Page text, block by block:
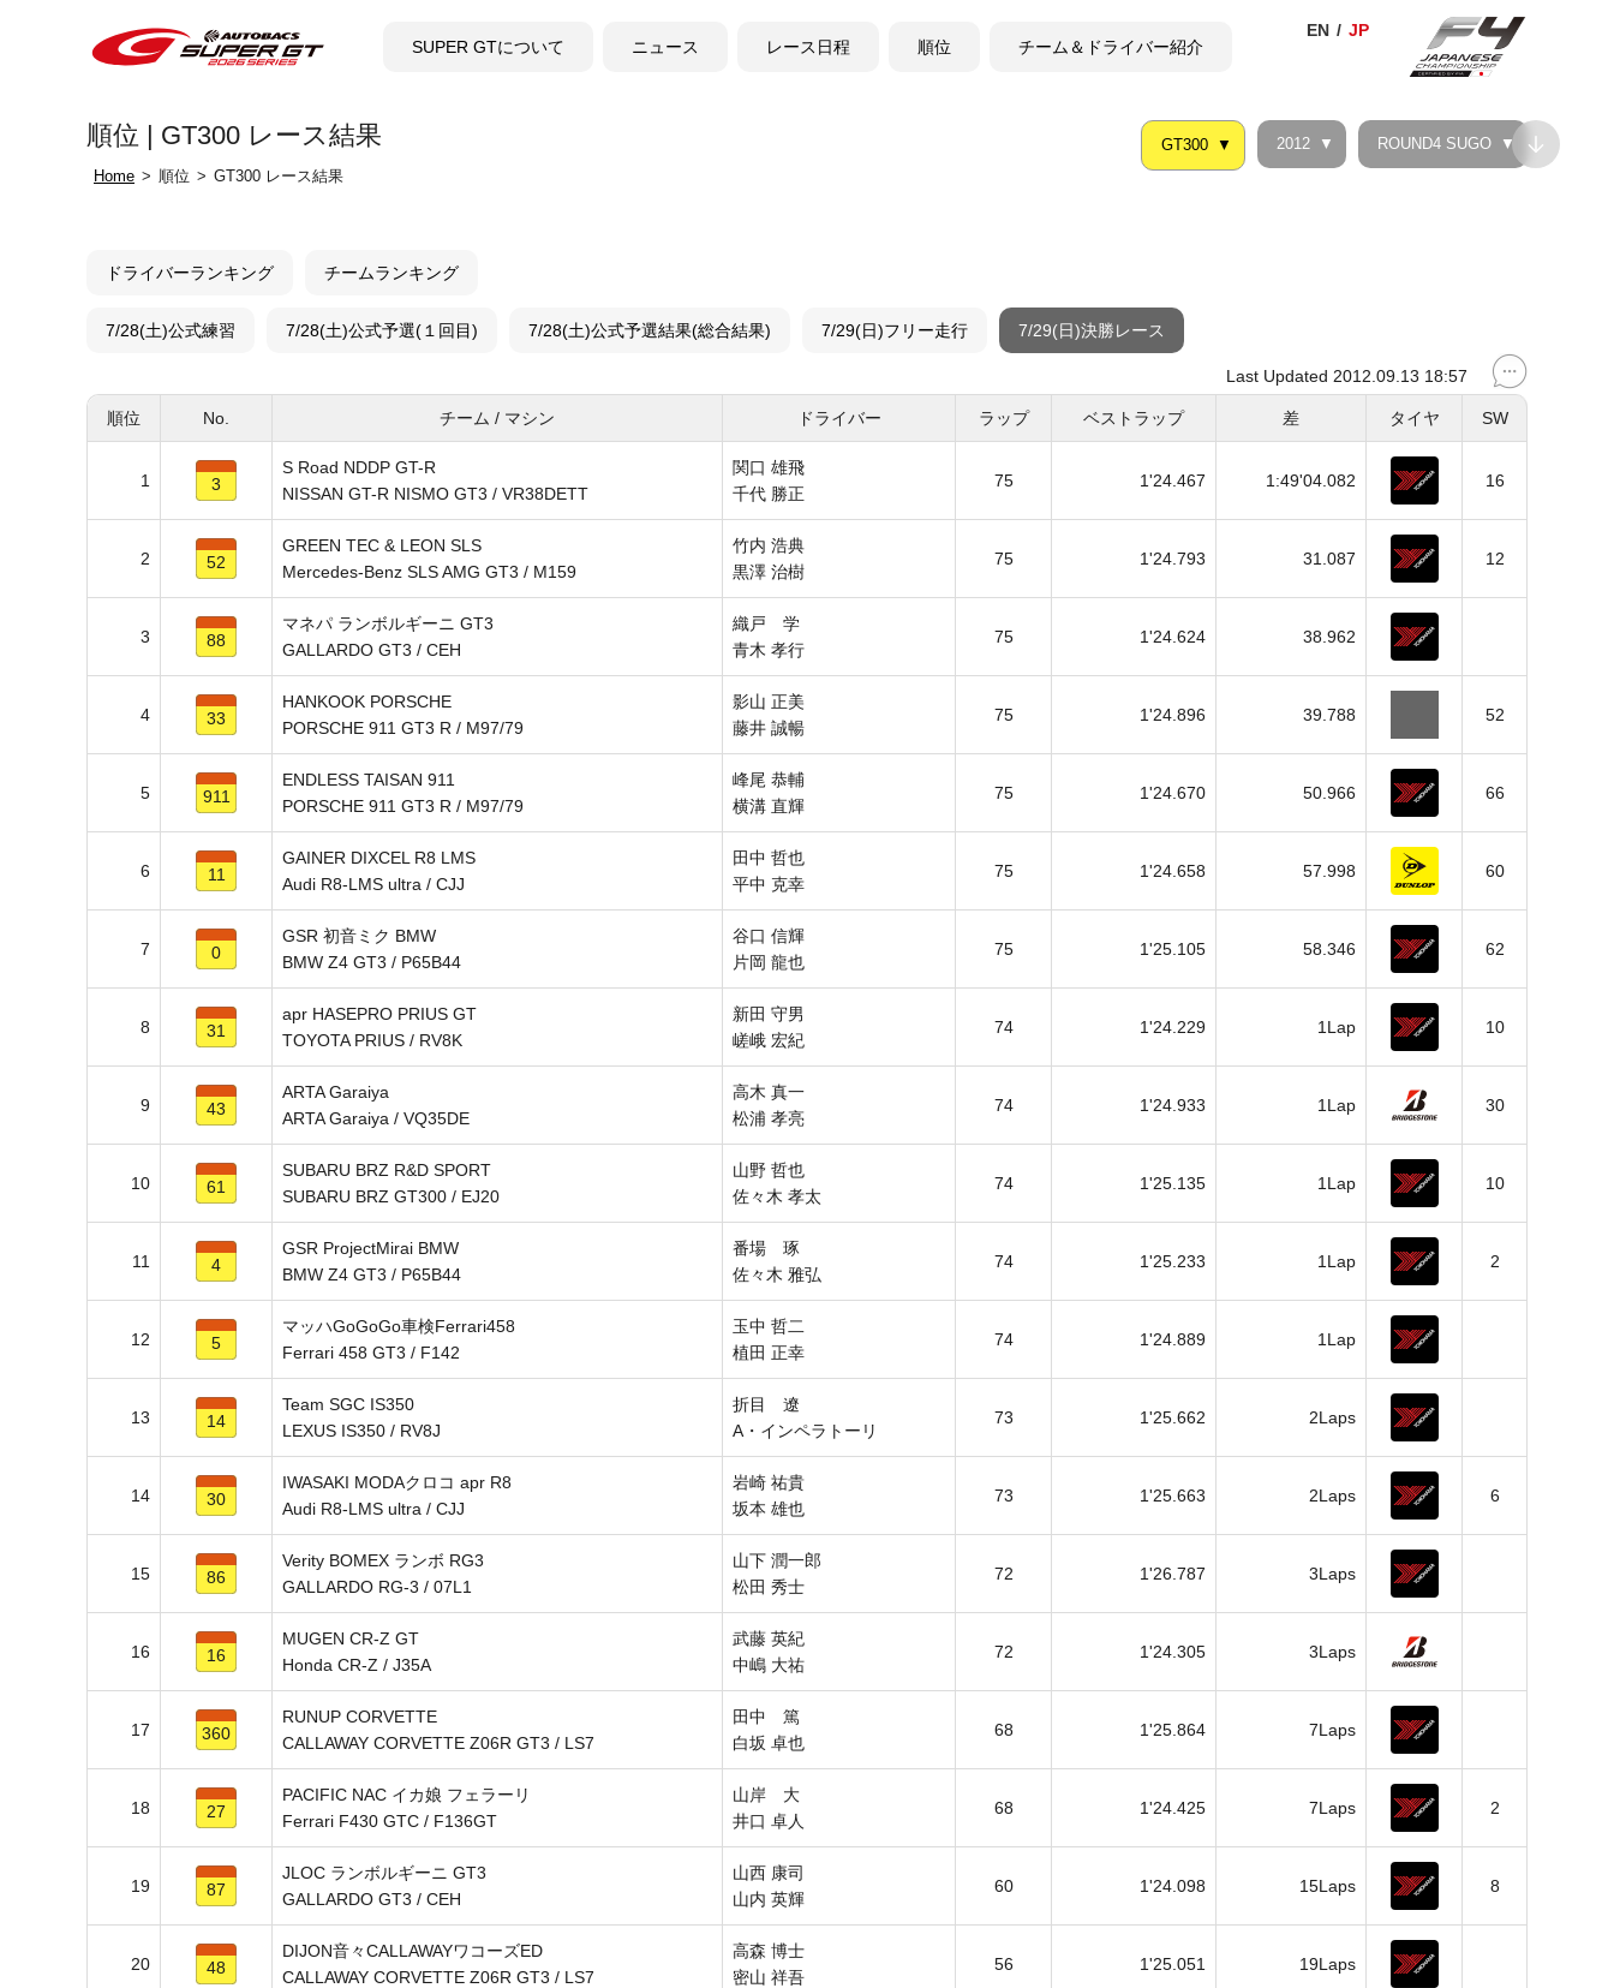
SUPER GTについて ニュース レース日程 順位 チーム＆ドライバー紹介
順位 | GT300 レース結果
Home 順位 GT300 レース結果
GT300 2012 ROUND4 SUGO
ドライバーランキング チームランキング
7/28(土)公式練習 7/28(土)公式予選(１回目) 7/28(土)公式予選結果(総合結果) 7/29(日)フリー走行 7/29(日)決勝レース
Last Updated 2012.09.13 18:57
順位 No. チーム / マシン ドライバー ラップ ベストラップ 差 タイヤ SW
1 3
S Road NDDP GT-R
NISSAN GT-R NISMO GT3 / VR38DETT
関口 雄飛
千代 勝正
75 1'24.467 1:49'04.082 16
2 52
GREEN TEC & LEON SLS
Mercedes-Benz SLS AMG GT3 / M159
竹内 浩典
黒澤 治樹
75 1'24.793 31.087 12
3 88
マネパ ランボルギーニ GT3
GALLARDO GT3 / CEH
織戸 学
青木 孝行
75 1'24.624 38.962
4 33
HANKOOK PORSCHE
PORSCHE 911 GT3 R / M97/79
影山 正美
藤井 誠暢
75 1'24.896 39.788 52
5 911
ENDLESS TAISAN 911
PORSCHE 911 GT3 R / M97/79
峰尾 恭輔
横溝 直輝
75 1'24.670 50.966 66
6 11
GAINER DIXCEL R8 LMS
Audi R8-LMS ultra / CJJ
田中 哲也
平中 克幸
75 1'24.658 57.998 60
7 0
GSR 初音ミク BMW
BMW Z4 GT3 / P65B44
谷口 信輝
片岡 龍也
75 1'25.105 58.346 62
8 31
apr HASEPRO PRIUS GT
TOYOTA PRIUS / RV8K
新田 守男
嵯峨 宏紀
74 1'24.229 1Lap 10
9 43
ARTA Garaiya
ARTA Garaiya / VQ35DE
高木 真一
松浦 孝亮
74 1'24.933 1Lap 30
10 61
SUBARU BRZ R&D SPORT
SUBARU BRZ GT300 / EJ20
山野 哲也
佐々木 孝太
74 1'25.135 1Lap 10
11 4
GSR ProjectMirai BMW
BMW Z4 GT3 / P65B44
番場 琢
佐々木 雅弘
74 1'25.233 1Lap 2
12 5
マッハGoGoGo車検Ferrari458
Ferrari 458 GT3 / F142
玉中 哲二
植田 正幸
74 1'24.889 1Lap
13 14
Team SGC IS350
LEXUS IS350 / RV8J
折目 遼
A・インペラトーリ
73 1'25.662 2Laps
14 30
IWASAKI MODAクロコ apr R8
Audi R8-LMS ultra / CJJ
岩崎 祐貴
坂本 雄也
73 1'25.663 2Laps 6
15 86
Verity BOMEX ランボ RG3
GALLARDO RG-3 / 07L1
山下 潤一郎
松田 秀士
72 1'26.787 3Laps
16 16
MUGEN CR-Z GT
Honda CR-Z / J35A
武藤 英紀
中嶋 大祐
72 1'24.305 3Laps
17 360
RUNUP CORVETTE
CALLAWAY CORVETTE Z06R GT3 / LS7
田中 篤
白坂 卓也
68 1'25.864 7Laps
18 27
PACIFIC NAC イカ娘 フェラーリ
Ferrari F430 GTC / F136GT
山岸 大
井口 卓人
68 1'24.425 7Laps 2
19 87
JLOC ランボルギーニ GT3
GALLARDO GT3 / CEH
山西 康司
山内 英輝
60 1'24.098 15Laps 8
20 48
DIJON音々CALLAWAYワコーズED
CALLAWAY CORVETTE Z06R GT3 / LS7
高森 博士
密山 祥吾
56 1'25.051 19Laps